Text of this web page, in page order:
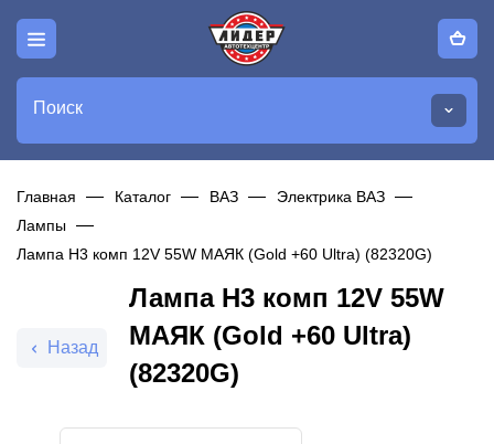
Поиск
Главная Каталог ВАЗ
Электрика ВАЗ
Лампы
Лампа H3 комп 12V 55W МАЯК (Gold +60 Ultra) (82320G)
Назад
Лампа H3 комп 12V 55W
МАЯК (Gold +60 Ultra)
(82320G)